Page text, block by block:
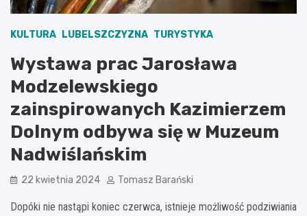
KULTURA LUBELSZCZYZNA TURYSTYKA
Wystawa prac Jarosława
Modzelewskiego
zainspirowanych Kazimierzem
Dolnym odbywa się w Muzeum
Nadwiślańskim
22 kwietnia 2024 Tomasz Barański
Dopóki nie nastąpi koniec czerwca, istnieje możliwość podziwiania